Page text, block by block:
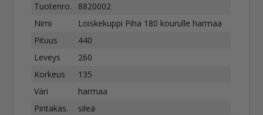
Tuotenro.
8820002
Nimi
Loiskekuppi Piha 180 kourulle harmaa
Pituus
440
Leveys
260
Korkeus
135
Väri
harmaa
Pintakäs.
sileä